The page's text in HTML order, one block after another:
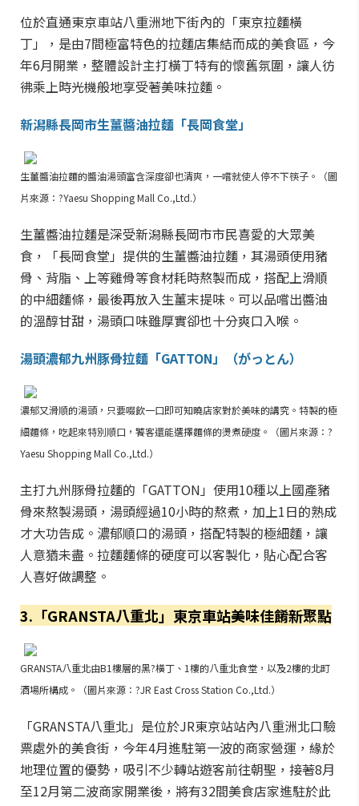
位於直通東京車站八重洲地下街內的「東京拉麵橫
丁」，是由7間極富特色的拉麵店集結而成的美食區，今
年6月開業，整體設計主打橫丁特有的懷舊氛圍，讓人彷
彿乘上時光機般地享受著美味拉麵。
新潟縣長岡市生薑醬油拉麵「長岡食堂」
生薑醬油拉麵的醬油湯頭富含深度卻也清爽，一嚐就使人停不下筷子。（圖
片來源：?Yaesu Shopping Mall Co.,Ltd.）
生薑醬油拉麵是深受新潟縣長岡市市民喜愛的大眾美
食，「長岡食堂」提供的生薑醬油拉麵，其湯頭使用豬
骨、背脂、上等雞骨等食材耗時熬製而成，搭配上滑順
的中細麵條，最後再放入生薑末提味。可以品嚐出醬油
的溫醇甘甜，湯頭口味雖厚實卻也十分爽口入喉。
湯頭濃郁九州豚骨拉麵「GATTON」（がっとん）
濃郁又滑順的湯頭，只要啜飲一口即可知曉店家對於美味的講究。特製的極
細麵條，吃起來特別順口，饕客還能選擇麵條的燙煮硬度。（圖片來源：?
Yaesu Shopping Mall Co.,Ltd.）
主打九州豚骨拉麵的「GATTON」使用10種以上國產豬
骨來熬製湯頭，湯頭經過10小時的熬煮，加上1日的熟成
才大功告成。濃郁順口的湯頭，搭配特製的極細麵，讓
人意猶未盡。拉麵麵條的硬度可以客製化，貼心配合客
人喜好做調整。
3.「GRANSTA八重北」東京車站美味佳餚新聚點
GRANSTA八重北由B1樓層的黑?橫丁、1樓的八重北食堂，以及2樓的北町
酒場所構成。（圖片來源：?JR East Cross Station Co.,Ltd.）
「GRANSTA八重北」是位於JR東京站站內八重洲北口驗
票處外的美食街，今年4月進駐第一波的商家營運，緣於
地理位置的優勢，吸引不少轉站遊客前往朝聖，接著8月
至12月第二波商家開業後，將有32間美食店家進駐於此